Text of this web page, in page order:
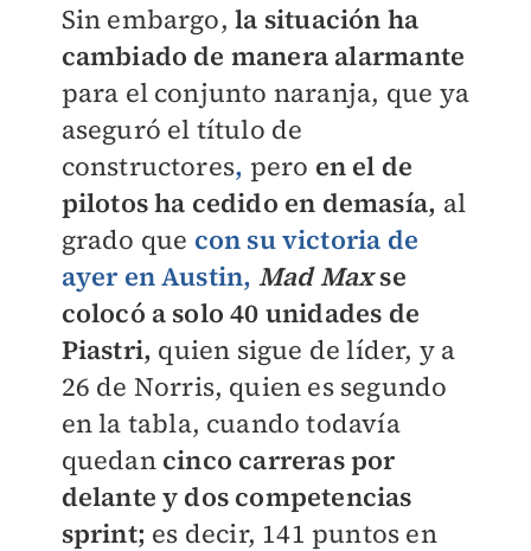
Sin embargo, la situación ha
cambiado de manera alarmante
para el conjunto naranja, que ya
aseguró el título de
constructores, pero en el de
pilotos ha cedido en demasía, al
grado que con su victoria de
ayer en Austin, Mad Maxse
colocó a solo 40 unidades de
Piastri, quien sigue de líder, y a
26 de Norris, quien es segundo
en la tabla, cuando todavía
quedan cinco carreras por
delante y dos competencias
sprint; es decir, 141 puntos en